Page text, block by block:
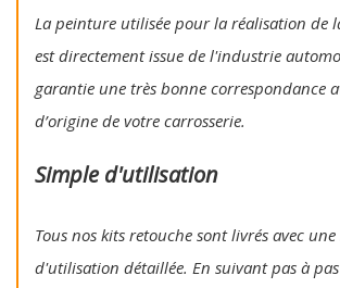
La peinture utilisée pour la réalisation de
est directement issue de l'industrie
garantie une très bonne correspondance
d’origine de votre carrosserie.
Simple d'utilisation
Tous nos kits retouche sont livrés avec
d'utilisation détaillée. En suivant pas à